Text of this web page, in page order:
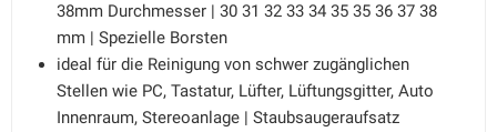
38mm Durchmesser | 30 31 32 33 34 35 35 36 37 38
mm | Spezielle Borsten
ideal für die Reinigung von schwer zugänglichen
Stellen wie PC, Tastatur, Lüfter, Lüftungsgitter, Auto
Innenraum, Stereoanlage | Staubsaugeraufsatz